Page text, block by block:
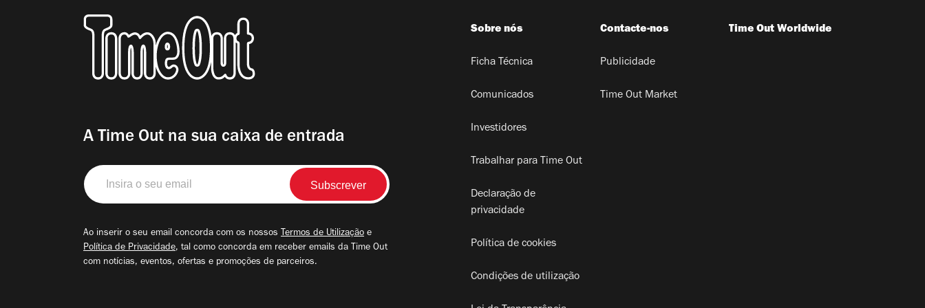
A Time Out na sua caixa de entrada
Insira
o
seu
Ao inserir o seu email concorda com os nossos Termos de Utilização e
Política de Privacidade, tal como concorda em receber emails da Time Out
com notícias, eventos, ofertas e promoções de parceiros.
Sobre nós
Ficha Técnica
Comunicados
Investidores
Trabalhar para Time Out
Declaração de
privacidade
Política de cookies
Condições de utilização
Contacte-nos
Publicidade
Time Out Market
Time Out Worldwide